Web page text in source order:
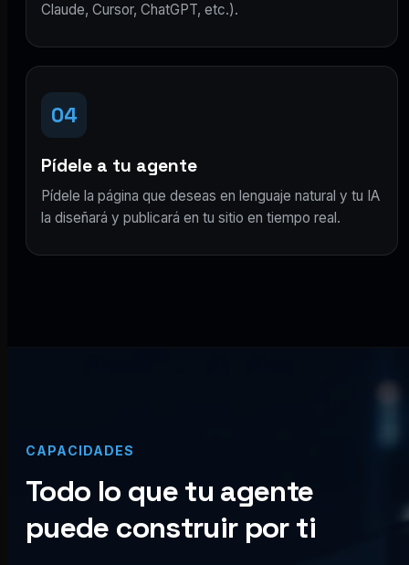
Claude, Cursor, ChatGPT, etc.).
04
Pídele a tu agente
Pídele la página que deseas en lenguaje natural y tu IA
la diseñará y publicará en tu sitio en tiempo real.
CAPACIDADES
Todo lo que tu agente
puede construir por ti